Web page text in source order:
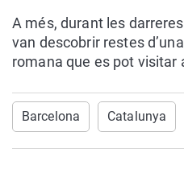
A més, durant les
van descobrir restes
romana que es pot visitar
Barcelona Catalunya